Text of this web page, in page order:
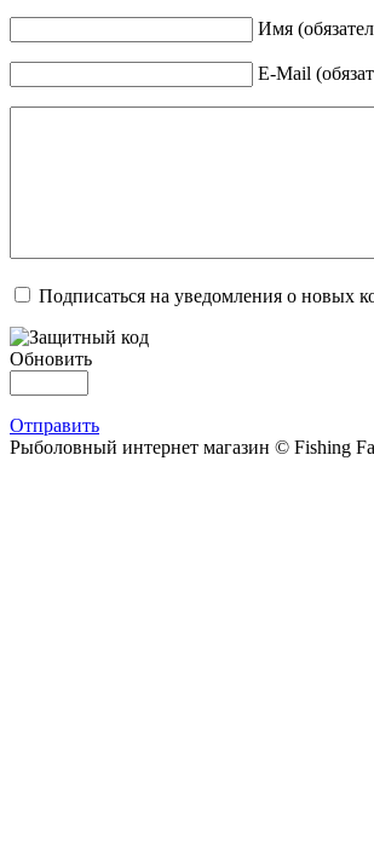
Имя
E-Mail
Подписаться на уведомления о новых
Обновить
Отправить
Рыболовный интернет магазин © Fishing